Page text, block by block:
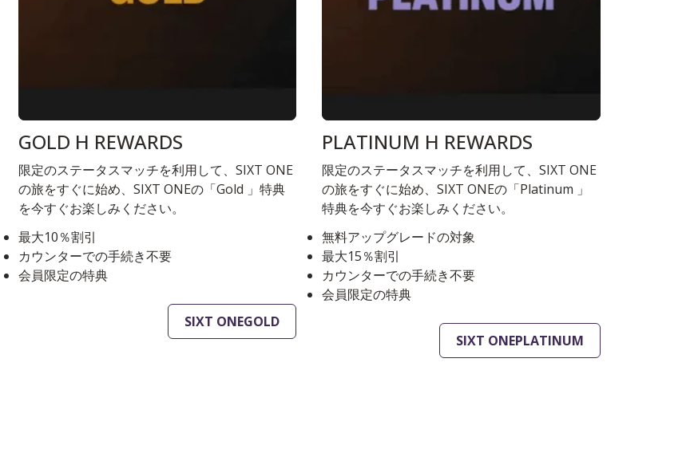
GOLD H REWARDS
限定のステータスマッチを利用して、SIXT ONE
の旅をすぐに始め、SIXT ONEの「Gold 」特典
を今すぐお楽しみください。
最大10％割引
カウンターでの手続き不要
会員限定の特典
SIXT ONEGOLD
PLATINUM H REWARDS
限定のステータスマッチを利用して、SIXT ONE
の旅をすぐに始め、SIXT ONEの「Platinum 」
特典を今すぐお楽しみください。
無料アップグレードの対象
最大15％割引
カウンターでの手続き不要
会員限定の特典
SIXT ONEPLATINUM